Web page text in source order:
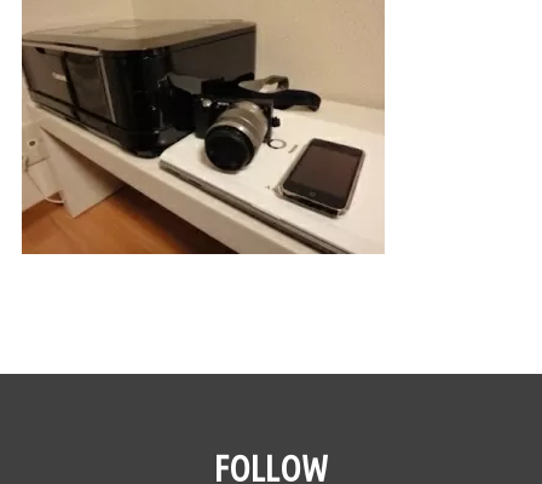
FOLLOW